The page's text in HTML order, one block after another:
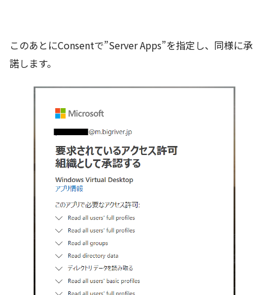
このあとにConsentで”Server Apps”を指定し、同様に承
諾します。